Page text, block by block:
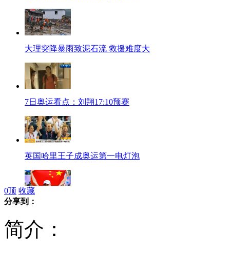
大理突降暴雨致泥石流 救援难度大
7日奥运看点：刘翔17:10预赛
英国哈里王子成奥运第一电灯泡
0顶 收藏
分享到：
简介：